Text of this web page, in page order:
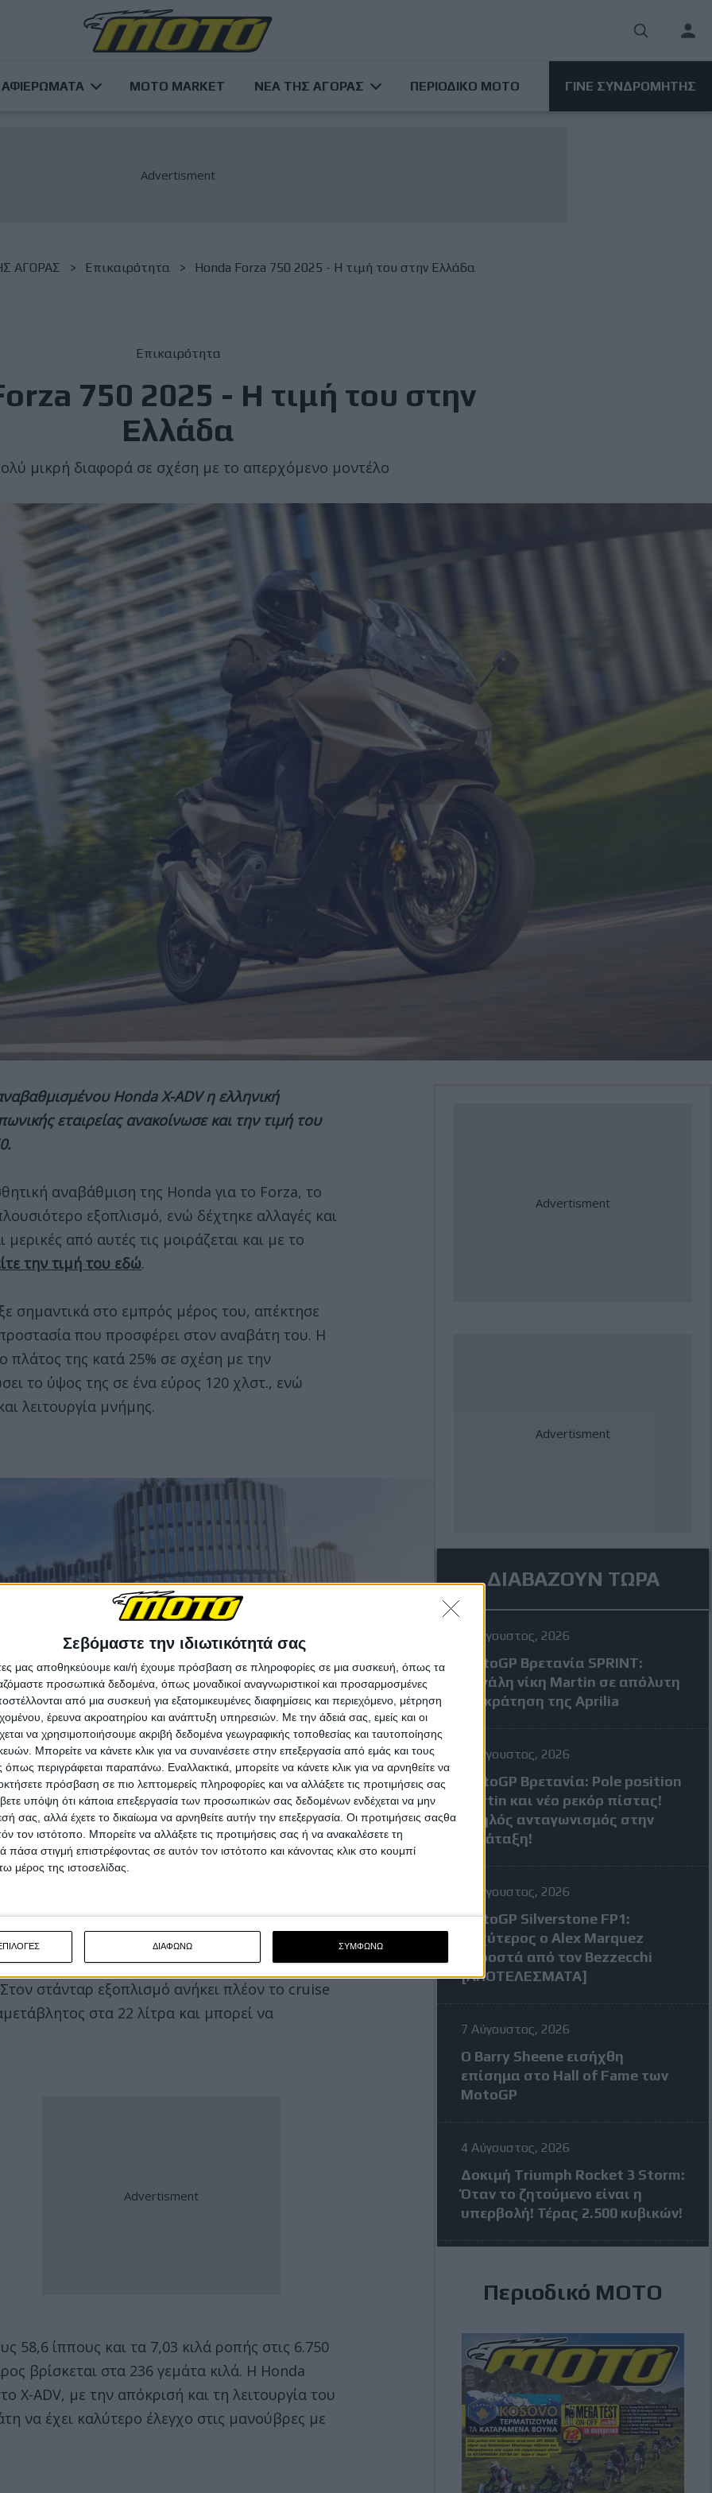
Σεβόμαστε την ιδιωτικότητά σας
μας αποθηκεύουμε και/ή έχουμε πρόσβαση σε πληροφορίες σε μια συσκευή, όπως τα
προσωπικά δεδομένα, όπως μοναδικοί αναγνωριστικοί και προσαρμοσμένες
από μια συσκευή για εξατομικευμένες διαφημίσεις και περιεχόμενο, μέτρηση
έρευνα ακροατηρίου και ανάπτυξη υπηρεσιών. Με την άδειά σας, εμείς και οι
να χρησιμοποιήσουμε ακριβή δεδομένα γεωγραφικής τοποθεσίας και ταυτοποίησης
Μπορείτε να κάνετε κλικ για να συναινέσετε στην επεξεργασία από εμάς και τους
περιγράφεται παραπάνω. Εναλλακτικά, μπορείτε να κάνετε κλικ για να αρνηθείτε να
πρόσβαση σε πιο λεπτομερείς πληροφορίες και να αλλάξετε τις προτιμήσεις σας
υπόψη ότι κάποια επεξεργασία των προσωπικών σας δεδομένων ενδέχεται να μην
σας, αλλά έχετε το δικαίωμα να αρνηθείτε αυτήν την επεξεργασία. Οι προτιμήσεις σαςθα
τον ιστότοπο. Μπορείτε να αλλάξετε τις προτιμήσεις σας ή να ανακαλέσετε τη
στιγμή επιστρέφοντας σε αυτόν τον ιστότοπο και κάνοντας κλικ στο κουμπί
μέρος της ιστοσελίδας.
ΔΙΑΦΩΝΩ ΣΥΜΦΩΝΩ
User
ΑΦΙΕΡΩΜΑΤΑ MOTO MARKET ΝΕΑ ΤΗΣ ΑΓΟΡΑΣ ΠΕΡΙΟΔΙΚΟ ΜΟΤΟ ΓΙΝΕ ΣΥΝΔΡΟΜΗΤΗΣ
ΑΓΟΡΑΣ Επικαιρότητα Honda Forza 750 2025 - Η τιμή του στην Ελλάδα
Επικαιρότητα
750 2025 - Η τιμή του στην
Ελλάδα
μικρή διαφορά σε σχέση με το απερχόμενο μοντέλο
Honda X-ADV η ελληνική
εταιρείας ανακοίνωσε και την τιμή του
αναβάθμιση της Honda για το Forza, το
εξοπλισμό, ενώ δέχτηκε αλλαγές και
από αυτές τις μοιράζεται και με το
την τιμή του εδώ.
σημαντικά στο εμπρός μέρος του, απέκτησε
που προσφέρει στον αναβάτη του. Η
πλάτος της κατά 25% σε σχέση με την
το ύψος της σε ένα εύρος 120 χλστ., ενώ
λειτουργία μνήμης.
στο τιμόνι και η αναβαθμισμένη TFT οθόνη
της εφαρμογής Honda RoadSync όπως και νέο
στάνταρ εξοπλισμό ανήκει πλέον το cruise
στα 22 λίτρα και μπορεί να
58,6 ίππους και τα 7,03 κιλά ροπής στις 6.750
βρίσκεται στα 236 γεμάτα κιλά. Η Honda
X-ADV, με την απόκρισή και τη λειτουργία του
να έχει καλύτερο έλεγχο στις μανούβρες με
ΔΙΑΒΑΖΟΥΝ ΤΩΡΑ
8 Αύγουστος, 2026
MotoGP Βρετανία SPRINT:
Μεγάλη νίκη Martin σε απόλυτη
επικράτηση της Aprilia
8 Αύγουστος, 2026
MotoGP Βρετανία: Pole position
Martin και νέο ρεκόρ πίστας!
Υψηλός ανταγωνισμός στην
κατάταξη!
7 Αύγουστος, 2026
MotoGP Silverstone FP1:
Ταχύτερος ο Alex Marquez
μπροστά από τον Bezzecchi
[ΑΠΟΤΕΛΕΣΜΑΤΑ]
7 Αύγουστος, 2026
Ο Barry Sheene εισήχθη
επίσημα στο Hall of Fame των
MotoGP
4 Αύγουστος, 2026
Δοκιμή Triumph Rocket 3 Storm:
Όταν το ζητούμενο είναι η
υπερβολή! Τέρας 2.500 κυβικών!
MotoGP: Πέντε αναβάτες σε
το Grand Prix της Βρετανίας
3 Αύγουστος, 2026
MXGP Βέλγιο: Κέρδισε ο Jeffrey
Herlings και πάει ολοταχώς για
τίτλο
Περιοδικό ΜΟΤΟ